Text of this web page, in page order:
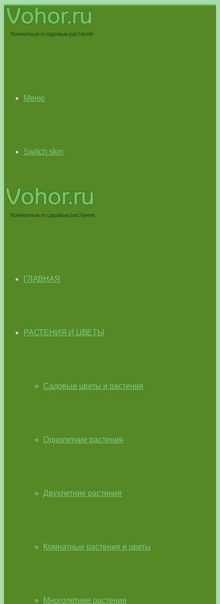
Меню
Switch skin
ГЛАВНАЯ
РАСТЕНИЯ И ЦВЕТЫ
Садовые цветы и растения
Однолетние растения
Двухлетние растения
Комнатные растения и цветы
Многолетние растения